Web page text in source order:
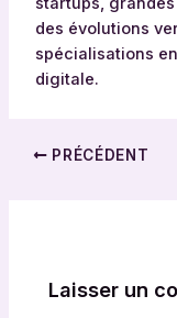
des évolutions
spécialisations
digitale.
PRÉCÉDENT
Laisser un